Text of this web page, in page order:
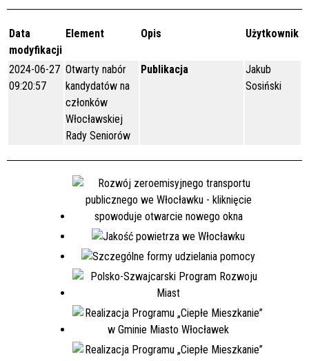
Data
modyfikacji
Element Opis Użytkownik
2024-06-27
09:20:57
Otwarty nabór
kandydatów na
członków
Włocławskiej
Rady Seniorów
Publikacja
Jakub
Sosiński